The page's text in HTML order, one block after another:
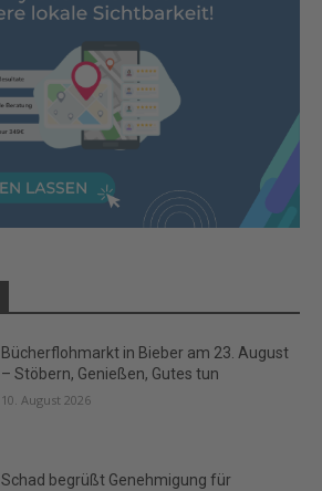
Bücherflohmarkt in Bieber am 23. August
– Stöbern, Genießen, Gutes tun
10. August 2026
Schad begrüßt Genehmigung für